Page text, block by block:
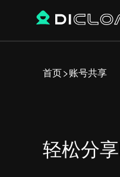
首页 账号共享
轻松分